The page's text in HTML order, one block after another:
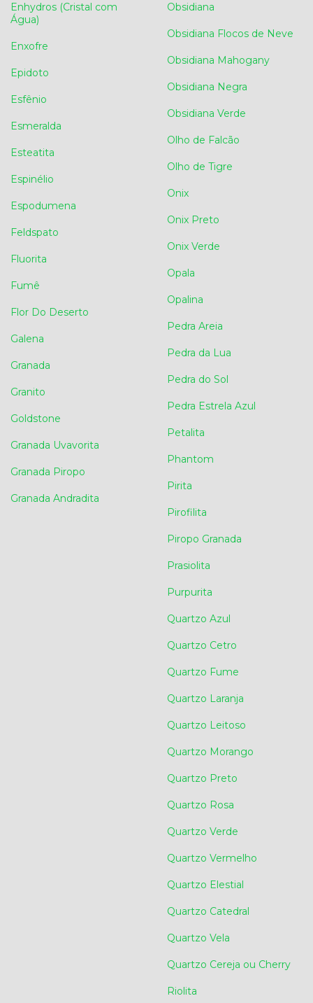
Enhydros (Cristal com
Água)
Enxofre
Epidoto
Esfênio
Esmeralda
Esteatita
Espinélio
Espodumena
Feldspato
Fluorita
Fumê
Flor Do Deserto
Galena
Granada
Granito
Goldstone
Granada Uvavorita
Granada Piropo
Granada Andradita
Obsidiana
Obsidiana Flocos de Neve
Obsidiana Mahogany
Obsidiana Negra
Obsidiana Verde
Olho de Falcão
Olho de Tigre
Onix
Onix Preto
Onix Verde
Opala
Opalina
Pedra Areia
Pedra da Lua
Pedra do Sol
Pedra Estrela Azul
Petalita
Phantom
Pirita
Pirofilita
Piropo Granada
Prasiolita
Purpurita
Quartzo Azul
Quartzo Cetro
Quartzo Fume
Quartzo Laranja
Quartzo Leitoso
Quartzo Morango
Quartzo Preto
Quartzo Rosa
Quartzo Verde
Quartzo Vermelho
Quartzo Elestial
Quartzo Catedral
Quartzo Vela
Quartzo Cereja ou Cherry
Riolita